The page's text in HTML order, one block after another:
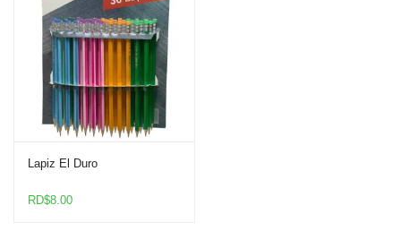
Lapiz El Duro
RD$8.00